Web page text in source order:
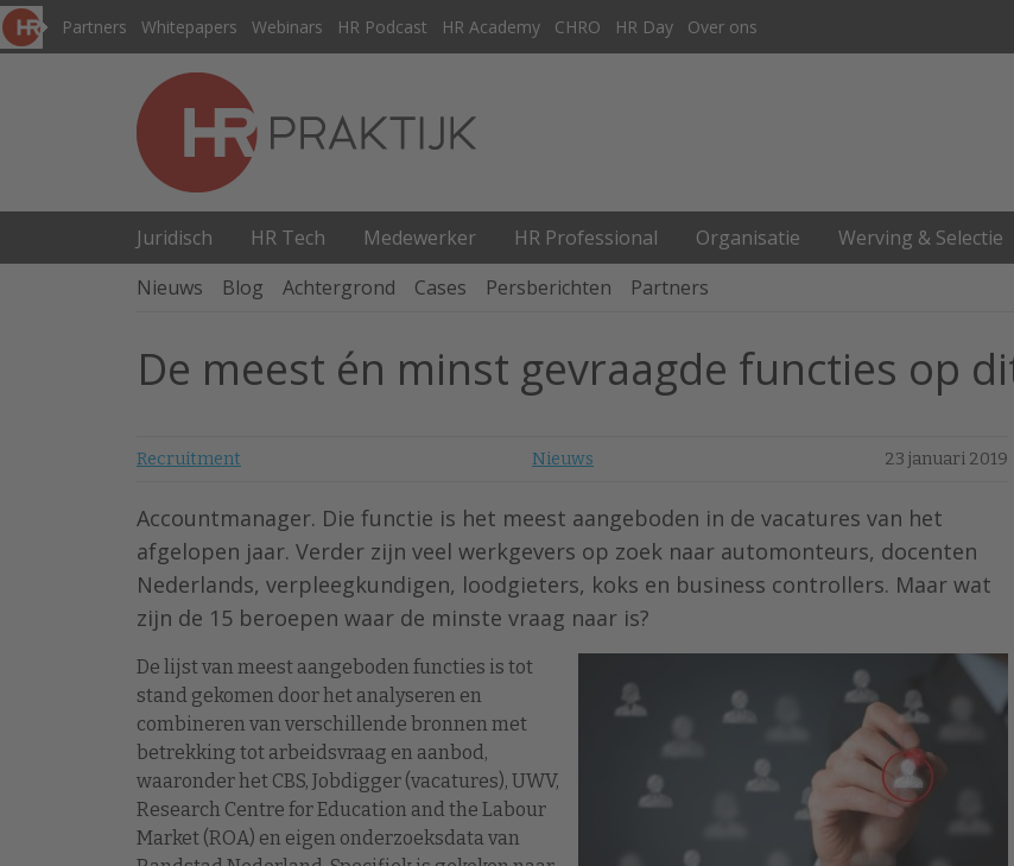
Partners Whitepapers Webinars HR Podcast HR Academy CHRO HR Day Over ons
Juridisch HR Tech Medewerker HR Professional Organisatie Werving & Selectie
Nieuws
Blog Achtergrond Cases Persberichten Partners
De meest én minst gevraagde functies op
Recruitment Nieuws 23 januari 2019
Accountmanager. Die functie is het meest aangeboden in de vacatures van het
afgelopen jaar. Verder zijn veel werkgevers op zoek naar automonteurs, docenten
Nederlands, verpleegkundigen, loodgieters, koks en business controllers. Maar wat
zijn de 15 beroepen waar de minste vraag naar is?
De lijst van meest aangeboden functies is tot
stand gekomen door het analyseren en
combineren van verschillende bronnen met
betrekking tot arbeidsvraag en aanbod,
waaronder het CBS, Jobdigger (vacatures), UWV,
Research Centre for Education and the Labour
Market (ROA) en eigen onderzoeksdata van